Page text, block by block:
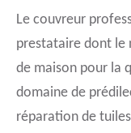
Le couvreur
prestataire dont le
de maison pour la
domaine de
réparation de tuiles